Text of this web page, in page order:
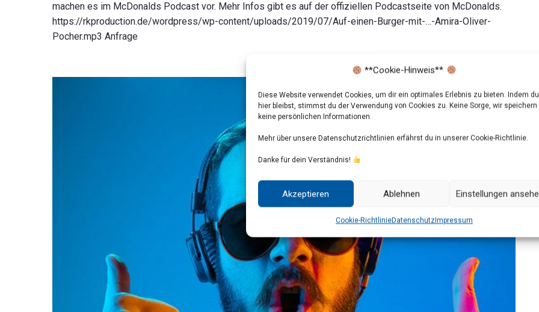
**Cookie-Hinweis**
Diese Website verwendet Cookies, um dir ein optimales Erlebnis zu bieten. Indem du
hier bleibst, stimmst du der Verwendung von Cookies zu. Keine Sorge, wir speichern
keine persönlichen Informationen.
Mehr über unsere Datenschutzrichtlinien erfährst du in unserer Cookie-Richtlinie.
Danke für dein Verständnis!
Akzeptieren Ablehnen Einstellungen
Cookie-RichtlinieDatenschutzImpressum
machen es im McDonalds Podcast vor. Mehr Infos gibt es auf der offiziellen Podcastseite von McDonalds.
https://rkproduction.de/wordpress/wp-content/uploads/2019/07/Auf-einen-Burger-mit-…-Amira-Oliver-
Pocher.mp3 Anfrage